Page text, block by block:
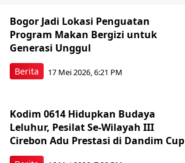
Berita
Bogor Jadi Lokasi Penguatan
Program Makan Bergizi untuk
Generasi Unggul
17 Mei 2026, 6:21 PM
Kodim 0614 Hidupkan Budaya
Leluhur, Pesilat Se-Wilayah III
Cirebon Adu Prestasi di Dandim Cup